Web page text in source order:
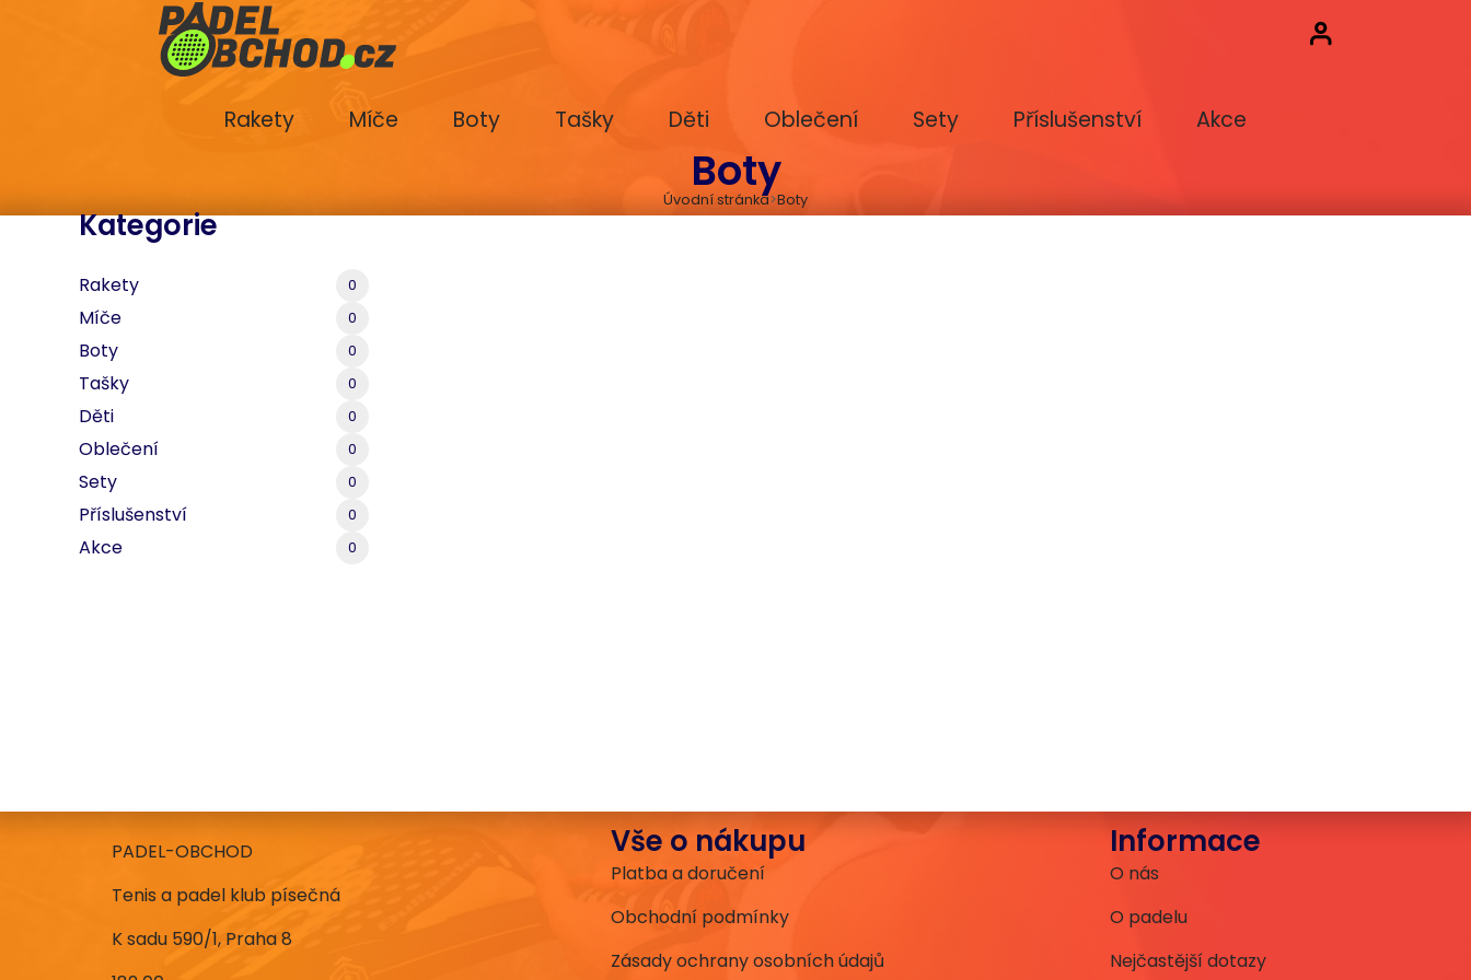
Rakety Míče Boty Tašky Děti Oblečení Sety Příslušenství Akce
Boty
Úvodní stránka Boty
Kategorie
Rakety 0
Míče 0
Boty 0
Tašky 0
Děti 0
Oblečení 0
Sety 0
Příslušenství 0
Akce 0
PADEL-OBCHOD
Tenis a padel klub písečná
K sadu 590/1, Praha 8
Vše o nákupu
Platba a doručení
Obchodní podmínky
Zásady ochrany osobních údajů
Informace
O nás
O padelu
Nejčastější dotazy